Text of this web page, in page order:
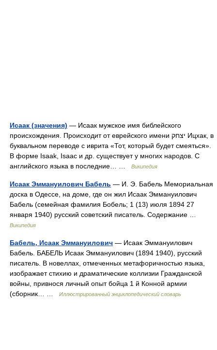
Исаак (значения) — Исаак мужское имя библейского
происхождения. Происходит от еврейского имени יצחק Ицхак, в
буквальном переводе с иврита «Тот, который будет смеяться».
В форме Isaak, Isaac и др. существует у многих народов. С
английского языка в последние… …
Википедия
Исаак Эммануилович Бабель — И. Э. Бабель Мемориальная
доска в Одессе, на доме, где он жил Исаак Эммануилович
Бабель (семейная фамилия Бобель; 1 (13) июля 1894 27
января 1940) русский советский писатель. Содержание …
Википедия
Бабель, Исаак Эммануилович — Исаак Эммануилович
Бабель. БАБЕЛЬ Исаак Эммануилович (1894 1940), русский
писатель. В новеллах, отмеченных метафоричностью языка,
изображает стихию и драматические коллизии Гражданской
войны, привнося личный опыт бойца 1 й Конной армии
(сборник… …
Иллюстрированный энциклопедический словарь